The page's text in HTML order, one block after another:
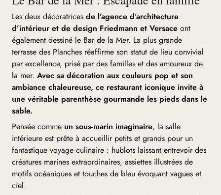
Les deux décoratrices de l’agence d’architecture
d’intérieur et de design Friedmann et Versace ont
également dessiné le Bar de la Mer. La plus grande
terrasse des Planches réaffirme son statut de lieu convivial
par excellence, prisé par des familles et des amoureux de
la mer. Avec sa décoration aux couleurs pop et son
ambiance chaleureuse, ce restaurant iconique invite à
une véritable parenthèse gourmande les pieds dans le
sable.
Pensée comme un sous-marin imaginaire, la salle
intérieure est prête à accueillir petits et grands pour un
fantastique voyage culinaire : hublots laissant entrevoir des
créatures marines extraordinaires, assiettes illustrées de
motifs océaniques et touches de bleu évoquant vagues et
ciel.